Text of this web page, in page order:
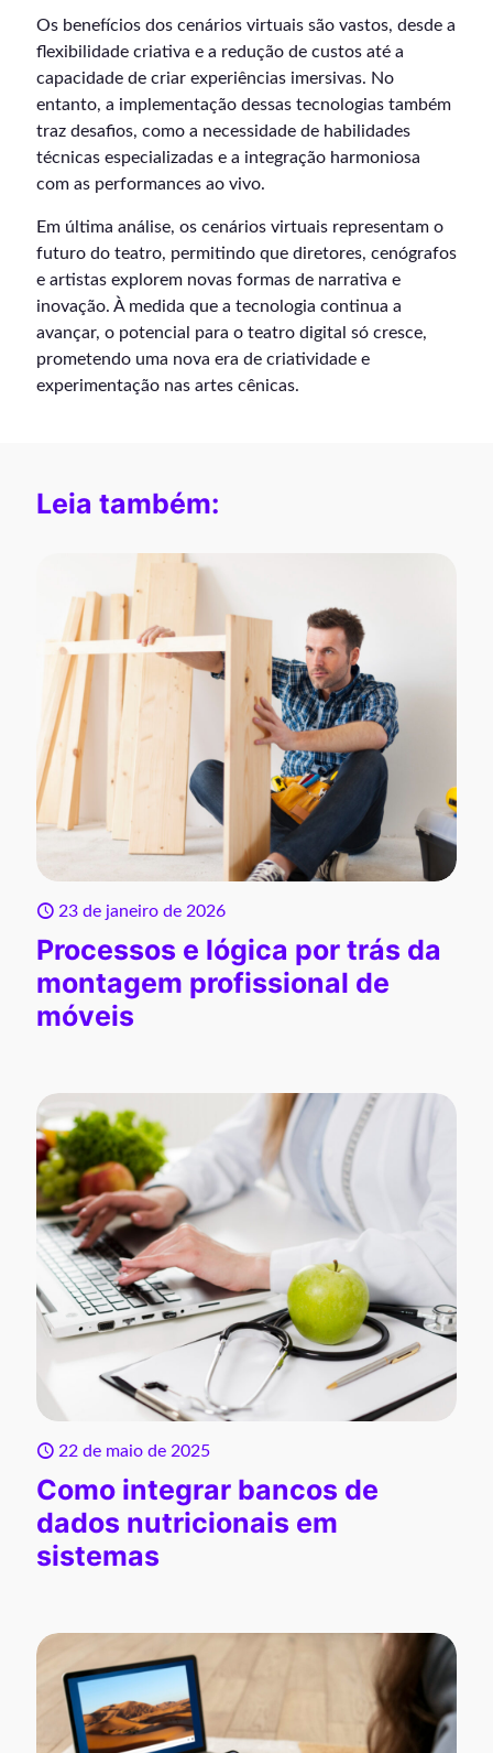
Os benefícios dos cenários virtuais são vastos, desde a
flexibilidade criativa e a redução de custos até a
capacidade de criar experiências imersivas. No
entanto, a implementação dessas tecnologias também
traz desafios, como a necessidade de habilidades
técnicas especializadas e a integração harmoniosa
com as performances ao vivo.
Em última análise, os cenários virtuais representam o
futuro do teatro, permitindo que diretores, cenógrafos
e artistas explorem novas formas de narrativa e
inovação. À medida que a tecnologia continua a
avançar, o potencial para o teatro digital só cresce,
prometendo uma nova era de criatividade e
experimentação nas artes cênicas.
Leia também:
23 de janeiro de 2026
Processos e lógica por trás da
montagem profissional de
móveis
22 de maio de 2025
Como integrar bancos de
dados nutricionais em
sistemas